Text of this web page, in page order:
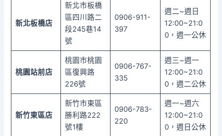
新北板橋店
新北市板橋
區四川路二
段245巷14
號
0906-911-
397
週二~週日
12:00~21:0
0，週一公休
桃園站前店
桃園市桃園
區復興路
226號
0906-767-
335
週三~週一
12:00~21:0
0，週二公休
新竹東區店
新竹市東區
勝利路222
號1樓
0906-783-
220
週一~週六
12:00~21:0
0，週日公休